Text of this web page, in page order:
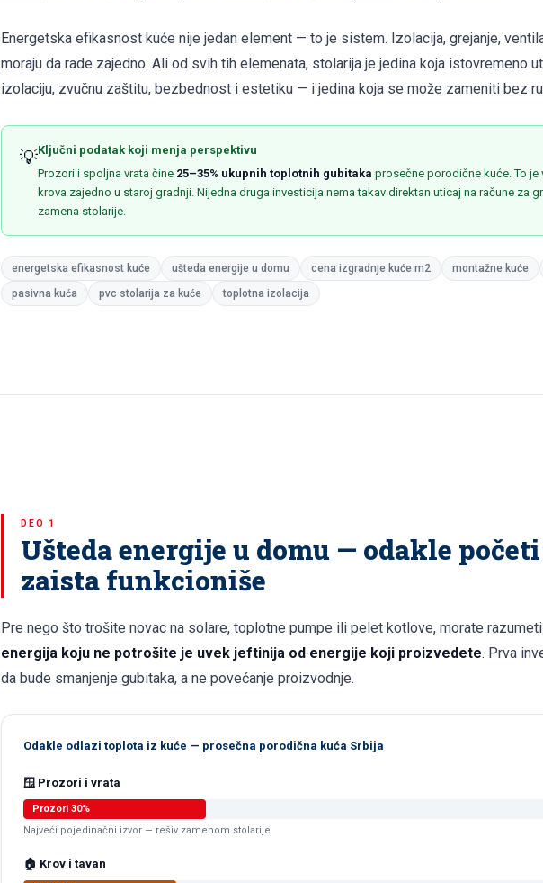
Energetska efikasnost kuće nije jedan element — to je sistem. Izolacija, grejanje,
moraju da rade zajedno. Ali od svih tih elemenata, stolarija je jedina koja istovremeno
izolaciju, zvučnu zaštitu, bezbednost i estetiku — i jedina koja se može zameniti bez
💡Ključni podatak koji menja perspektivu
Prozori i spoljna vrata čine 25–35% ukupnih toplotnih gubitaka prosečne porodične kuće. To je
krova zajedno u staroj gradnji. Nijedna druga investicija nema takav direktan uticaj na račune za
zamena stolarije.
energetska efikasnost kuće ušteda energije u domu cena izgradnje kuće m2 montažne kuće
pasivna kuća
pvc stolarija za kuće toplotna izolacija
DEO 1
Ušteda energije u domu — odakle
zaista funkcioniše
Pre nego što trošite novac na solare, toplotne pumpe ili pelet kotlove, morate
energija koju ne potrošite je uvek jeftinija od energije koji proizvedete. Prva
da bude smanjenje gubitaka, a ne povećanje proizvodnje.
Odakle odlazi toplota iz kuće — prosečna porodična kuća Srbija
🪟 Prozori i vrata
Prozori 30%
Najveći pojedinačni izvor — rešiv zamenom stolarije
🏠 Krov i tavan